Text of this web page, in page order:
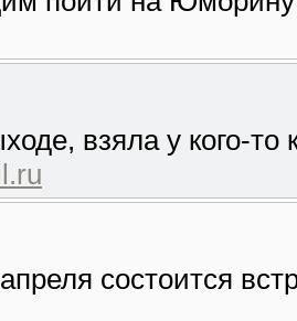
взяла у кого-
состоится